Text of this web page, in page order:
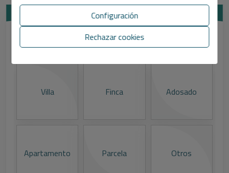
¿Qué tipo de propiedad?
Villa Finca Adosado
Apartamento Parcela Otros
Configuración
Rechazar cookies